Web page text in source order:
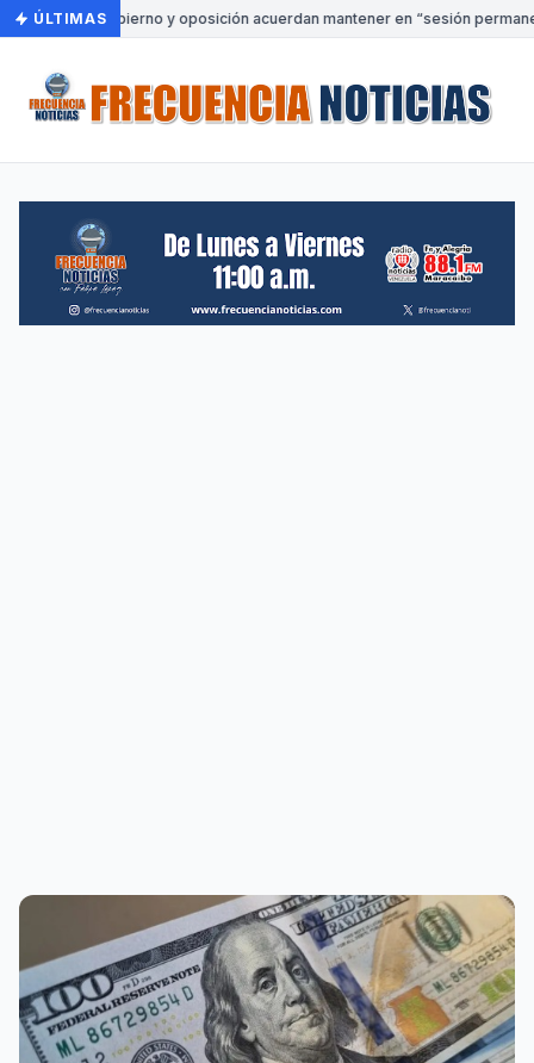
ÚLTIMAS
• Gobierno y oposición acuerdan mantener en “sesión